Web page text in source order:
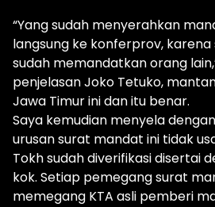
“Yang sudah menyerahkan
langsung ke konferprov,
sudah memandatkan orang
penjelasan Joko Tetuko,
Jawa Timur ini dan itu benar.
Saya kemudian menyela
urusan surat mandat ini tidak
Tokh sudah diverifikasi disertai
kok. Setiap pemegang surat
memegang KTA asli pemberi